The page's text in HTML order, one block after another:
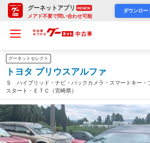
グーネットアプリ RENEW
メアド不要で問い合わせ可能
ダウンロー
グーネットセレクト
トヨタ プリウスアルファ
Ｓ ハイブリッド・ナビ・バックカメラ・スマートキー・
スタート・ＥＴＣ（宮崎県）